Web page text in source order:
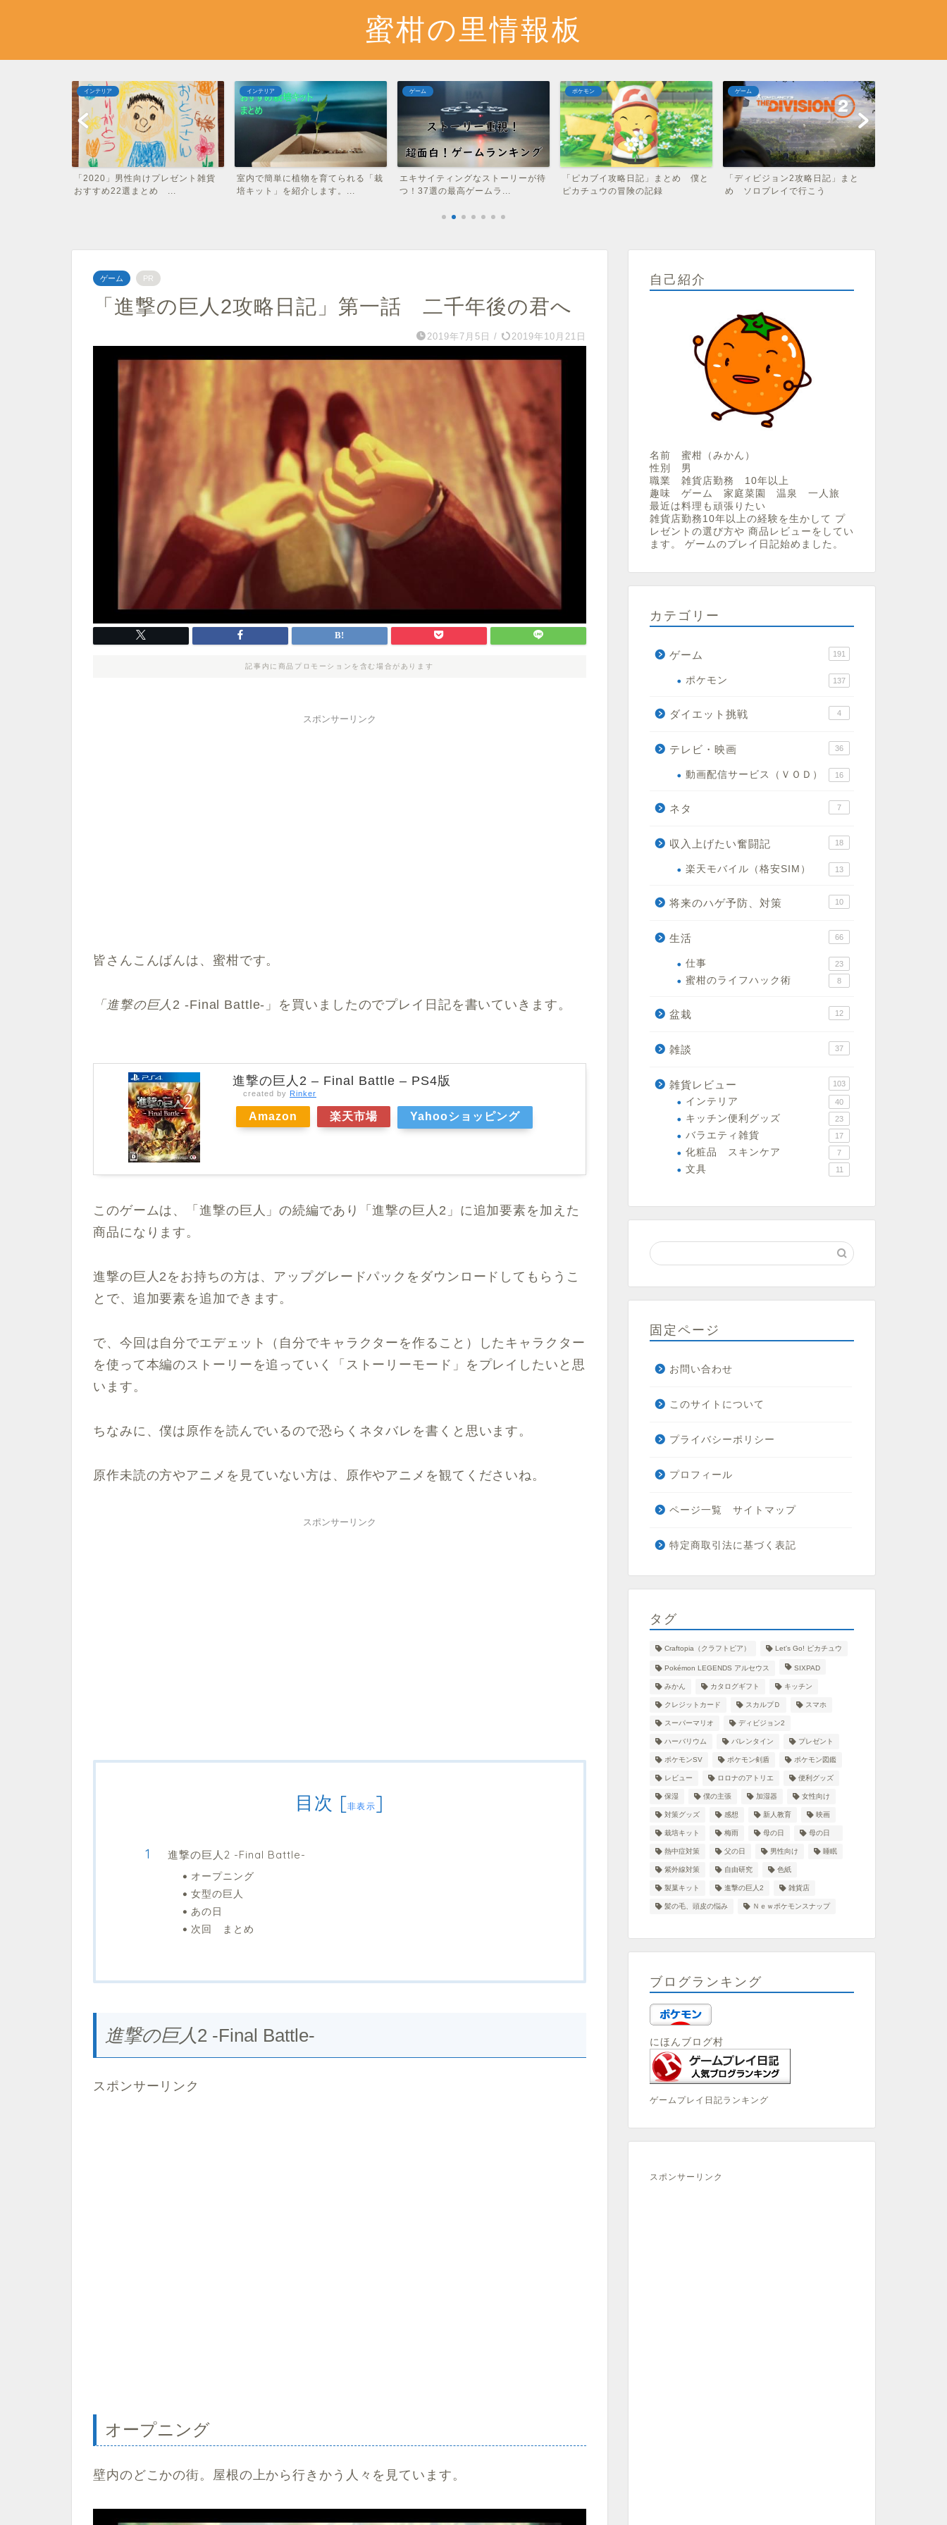
蜜柑の里情報板
インテリア
室内で簡単に植物を育てられる「栽
培キット」を紹介します。...
ゲーム
エキサイティングなストーリーが待
つ！37選の最高ゲームラ...
ポケモン
「ピカブイ攻略日記」まとめ 僕と
ピカチュウの冒険の記録
ゲーム
「ディビジョン2攻略日記」まと
め ソロプレイで行こう
ポケモン
「ポケモン剣盾攻略日記」まとめ
ライバルと目指すチャンピ...
ゲーム PR
「進撃の巨人2攻略日記」第一話 二千年後の君へ
2019年7月5日 / 2019年10月21日
記事内に商品プロモーションを含む場合があります
スポンサーリンク
皆さんこんばんは、蜜柑です。
「進撃の巨人 2 -Final Battle-」を買いましたのでプレイ日記を書いていきます。
進撃の巨人2 – Final Battle – PS4版
created by Rinker
Amazon 楽天市場 Yahooショッピング
このゲームは、「進撃の巨人」の続編であり「進撃の巨人2」に追加要素を加えた
商品になります。
進撃の巨人2をお持ちの方は、アップグレードパックをダウンロードしてもらうこ
とで、追加要素を追加できます。
で、今回は自分でエデェット（自分でキャラクターを作ること）したキャラクター
を使って本編のストーリーを追っていく「ストーリーモード」をプレイしたいと思
います。
ちなみに、僕は原作を読んでいるので恐らくネタバレを書くと思います。
原作未読の方やアニメを見ていない方は、原作やアニメを観てくださいね。
スポンサーリンク
目次 [非表示]
進撃の巨人2 -Final Battle-
オープニング
女型の巨人
あの日
次回 まとめ
進撃の巨人 2 -Final Battle-
スポンサーリンク
オープニング
壁内のどこかの街。屋根の上から行きかう人々を見ています。
自己紹介
名前 蜜柑（みかん）
性別 男
職業 雑貨店勤務 10年以上
趣味 ゲーム 家庭菜園 温泉 一人旅
最近は料理も頑張りたい
雑貨店勤務10年以上の経験を生かして プ
レゼントの選び方や 商品レビューをしてい
ます。 ゲームのプレイ日記始めました。
カテゴリー
ゲーム 191
ポケモン 137
ダイエット挑戦 4
テレビ・映画 36
動画配信サービス（ＶＯＤ） 16
ネタ 7
収入上げたい奮闘記 18
楽天モバイル（格安SIM） 13
将来のハゲ予防、対策 10
生活 66
仕事 23
蜜柑のライフハック術 8
盆栽 12
雑談 37
雑貨レビュー 103
インテリア 40
キッチン便利グッズ 23
バラエティ雑貨 17
化粧品 スキンケア 7
文具 11
固定ページ
お問い合わせ
このサイトについて
プライバシーポリシー
プロフィール
ページ一覧 サイトマップ
特定商取引法に基づく表記
タグ
Craftopia（クラフトピア） Let's Go! ピカチュウ
Pokémon LEGENDS アルセウス SIXPAD
みかん カタログギフト キッチン
クレジットカード スカルプＤ スマホ
スーパーマリオ ディビジョン2
ハーバリウム バレンタイン プレゼント
ポケモンSV ポケモン剣盾 ポケモン図鑑
レビュー ロロナのアトリエ 便利グッズ
保湿 僕の主張 加湿器 女性向け
対策グッズ 感想 新人教育 映画
栽培キット 梅雨 母の日 母の日
熱中症対策 父の日 男性向け 睡眠
紫外線対策 自由研究 色紙
製菓キット 進撃の巨人2 雑貨店
髪の毛、頭皮の悩み Ｎｅｗポケモンスナップ
ブログランキング
にほんブログ村
ゲームプレイ日記ランキング